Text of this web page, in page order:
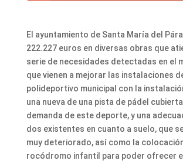
El ayuntamiento de Santa María del
222.227 euros en diversas obras que
serie de necesidades detectadas en el
que vienen a mejorar las instalaciones
polideportivo municipal con la
una nueva de una pista de pádel
demanda de este deporte, y una
dos existentes en cuanto a suelo, que
muy deteriorado, así como la
rocódromo infantil para poder ofrecer